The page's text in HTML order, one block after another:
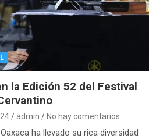
la Edición 52 del Festival
admin No hay comentarios
ha llevado su rica diversidad